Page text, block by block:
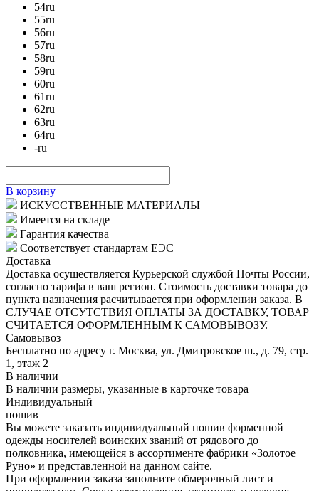
54ru
55ru
56ru
57ru
58ru
59ru
60ru
61ru
62ru
63ru
64ru
-ru
В корзину
ИСКУССТВЕННЫЕ МАТЕРИАЛЫ
Имеется на складе
Гарантия качества
Соответствует стандартам ЕЭС
Доставка
Доставка осуществляется Курьерской службой Почты России,
согласно тарифа в ваш регион. Стоимость доставки товара до
пункта назначения расчитывается при оформлении заказа. В
СЛУЧАЕ ОТСУТСТВИЯ ОПЛАТЫ ЗА ДОСТАВКУ, ТОВАР
СЧИТАЕТСЯ ОФОРМЛЕННЫМ К САМОВЫВОЗУ.
Самовывоз
Бесплатно по адресу г. Москва, ул. Дмитровское ш., д. 79, стр.
1, этаж 2
В наличии
В наличии размеры, указанные в карточке товара
Индивидуальный
пошив
Вы можете заказать индивидуальный пошив форменной
одежды носителей воинских званий от рядового до
полковника, имеющейся в ассортименте фабрики «Золотое
Руно» и представленной на данном сайте.
При оформлении заказа заполните обмерочный лист и